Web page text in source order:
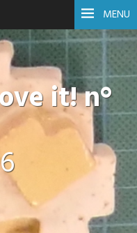
MENU
it! n°